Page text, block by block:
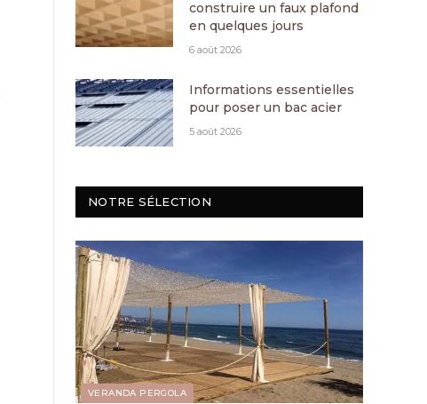
construire un faux plafond
en quelques jours
6 août 2026
Informations essentielles
pour poser un bac acier
5 août 2026
NOTRE SÉLECTION
VERANDA PERGOLA